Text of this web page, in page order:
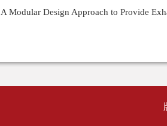
A Modular Design Approach to Provide